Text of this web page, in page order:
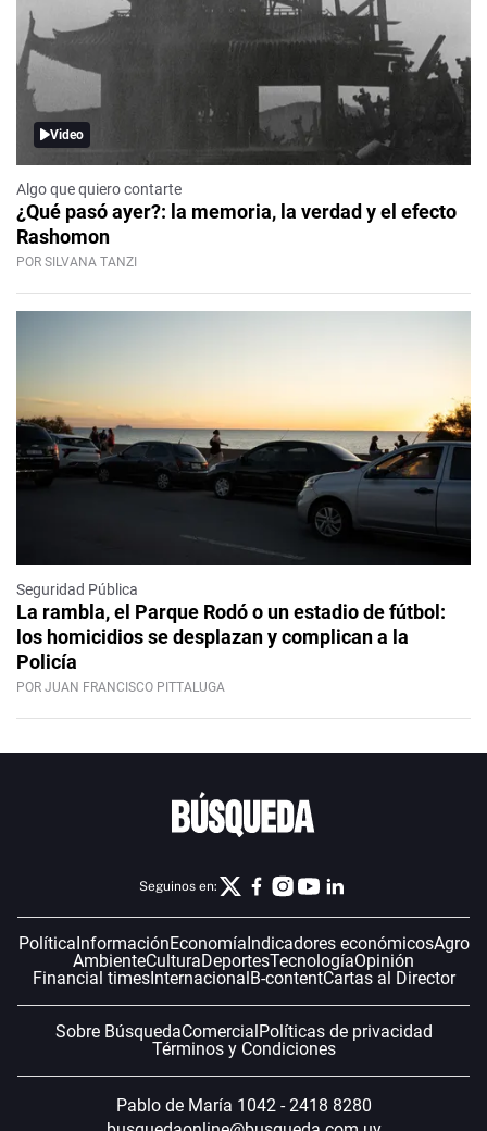
Video
Algo que quiero contarte
¿Qué pasó ayer?: la memoria, la verdad y el efecto
Rashomon
POR SILVANA TANZI
Seguridad Pública
La rambla, el Parque Rodó o un estadio de fútbol:
los homicidios se desplazan y complican a la
Policía
POR JUAN FRANCISCO PITTALUGA
Seguinos en:
PolíticaInformaciónEconomíaIndicadores económicosAgro
AmbienteCulturaDeportesTecnologíaOpinión
Financial timesInternacionalB-contentCartas al Director
Sobre BúsquedaComercialPolíticas de privacidad
Términos y Condiciones
Pablo de María 1042 - 2418 8280